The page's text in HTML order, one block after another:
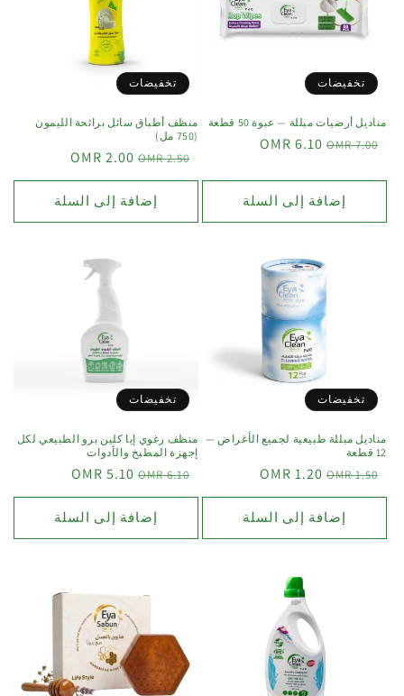
تخفيضات
منظف أطباق سائل برائحة الليمون
(750 مل)
2.50 OMR
2.00 OMR
إضافة إلى السلة
تخفيضات
مناديل أرضيات مبللة — عبوة 50 قطعة
7.00 OMR
6.10 OMR
إضافة إلى السلة
تخفيضات
منظف رغوي إيا كلين برو الطبيعي لكل
إجهزة المطبخ والأدوات
6.10 OMR
5.10 OMR
إضافة إلى السلة
تخفيضات
مناديل مبللة طبيعية لجميع الأغراض —
12 قطعة
1.50 OMR
1.20 OMR
إضافة إلى السلة